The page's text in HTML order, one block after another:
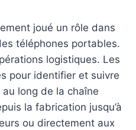
joué un rôle dans
téléphones portables.
logistiques. Les
pour identifier et suivre
long de la chaîne
la fabrication jusqu’à
ou directement aux